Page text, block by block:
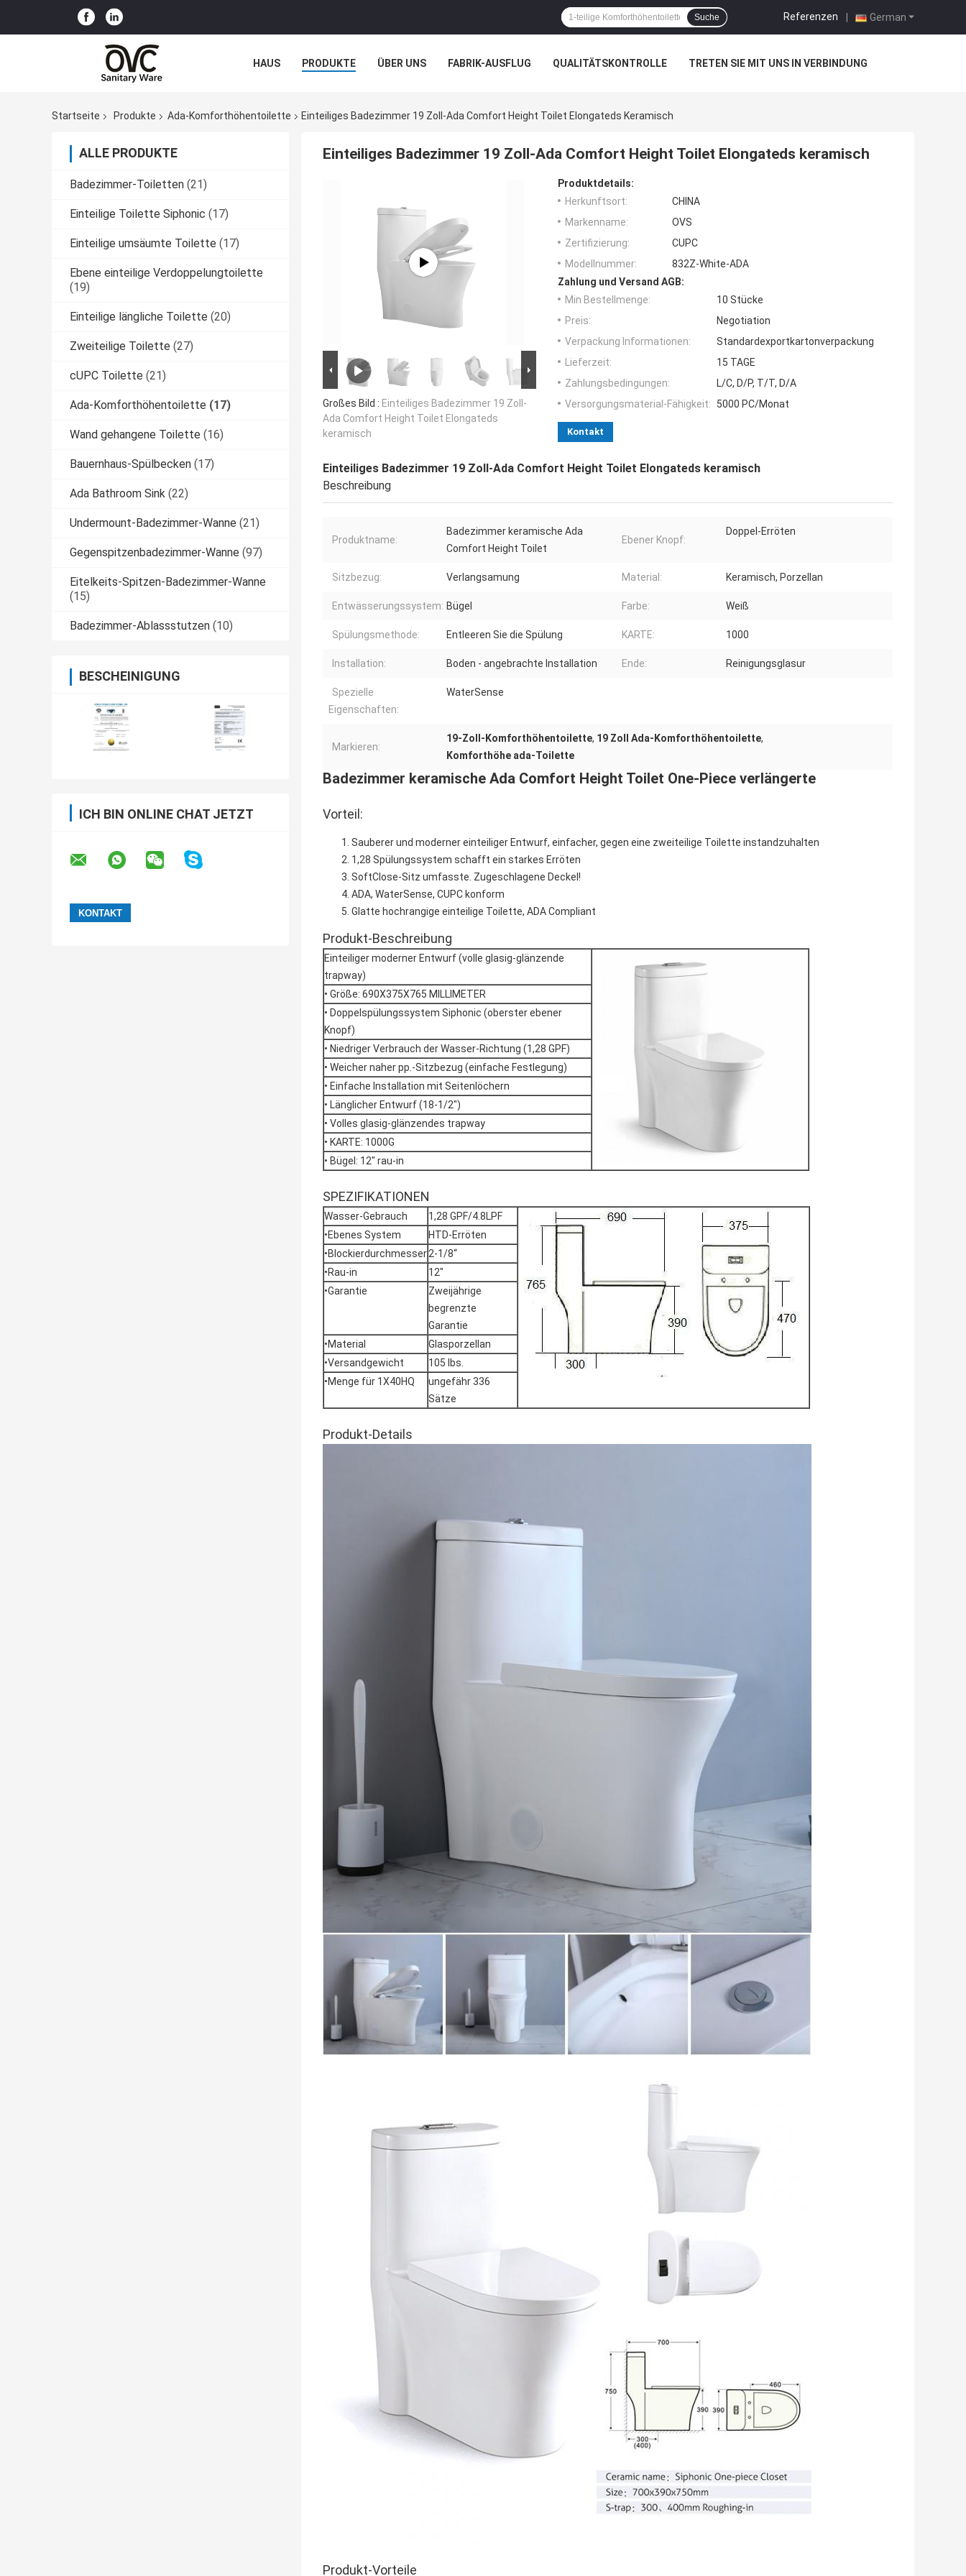
German
Referenzen |
Suche
HAUS PRODUKTE ÜBER UNS FABRIK-AUSFLUG QUALITÄTSKONTROLLE TRETEN SIE MIT UNS IN VERBINDUNG
Startseite
Produkte Ada-Komforthöhentoilette Einteiliges Badezimmer 19 Zoll-Ada Comfort Height Toilet Elongateds Keramisch
ALLE PRODUKTE
Badezimmer-Toiletten (21)
Einteilige Toilette Siphonic (17)
Einteilige umsäumte Toilette (17)
Ebene einteilige Verdoppelungtoilette
(19)
Einteilige längliche Toilette (20)
Zweiteilige Toilette (27)
cUPC Toilette (21)
Ada-Komforthöhentoilette (17)
Wand gehangene Toilette (16)
Bauernhaus-Spülbecken (17)
Ada Bathroom Sink (22)
Undermount-Badezimmer-Wanne (21)
Gegenspitzenbadezimmer-Wanne (97)
Eitelkeits-Spitzen-Badezimmer-Wanne
(15)
Badezimmer-Ablassstutzen (10)
BESCHEINIGUNG
ICH BIN ONLINE CHAT JETZT
Einteiliges Badezimmer 19 Zoll-Ada Comfort Height Toilet Elongateds keramisch
Großes Bild : Einteiliges Badezimmer 19 Zoll-
Ada Comfort Height Toilet Elongateds
keramisch
Produktdetails:
Herkunftsort:
CHINA
Markenname:
OVS
Zertifizierung:
CUPC
Modellnummer:
832Z-White-ADA
Zahlung und Versand AGB:
Min Bestellmenge:
10 Stücke
Preis:
Negotiation
Verpackung Informationen:
Standardexportkartonverpackung
Lieferzeit:
15 TAGE
Zahlungsbedingungen:
L/C, D/P, T/T, D/A
Versorgungsmaterial-Fähigkeit:
5000 PC/Monat
Kontakt
Einteiliges Badezimmer 19 Zoll-Ada Comfort Height Toilet Elongateds keramisch
Beschreibung
Produktname:
Badezimmer keramische Ada
Comfort Height Toilet
Ebener Knopf:
Doppel-Erröten
Sitzbezug: Verlangsamung Material: Keramisch, Porzellan
Entwässerungssystem: Bügel Farbe: Weiß
Spülungsmethode: Entleeren Sie die Spülung KARTE: 1000
Installation: Boden - angebrachte Installation Ende: Reinigungsglasur
Spezielle
Eigenschaften:
WaterSense
Markieren:
19-Zoll-Komforthöhentoilette, 19 Zoll Ada-Komforthöhentoilette,
Komforthöhe ada-Toilette
Badezimmer keramische Ada Comfort Height Toilet One-Piece verlängerte
Vorteil:
Sauberer und moderner einteiliger Entwurf, einfacher, gegen eine zweiteilige Toilette instandzuhalten
1,28 Spülungssystem schafft ein starkes Erröten
SoftClose-Sitz umfasste. Zugeschlagene Deckel!
ADA, WaterSense, CUPC konform
Glatte hochrangige einteilige Toilette, ADA Compliant
Produkt-Beschreibung
Einteiliger moderner Entwurf (volle glasig-glänzende
trapway)
• Größe: 690X375X765 MILLIMETER
• Doppelspülungssystem Siphonic (oberster ebener
Knopf)
• Niedriger Verbrauch der Wasser-Richtung (1,28 GPF)
• Weicher naher pp.-Sitzbezug (einfache Festlegung)
• Einfache Installation mit Seitenlöchern
• Länglicher Entwurf (18-1/2")
• Volles glasig-glänzendes trapway
• KARTE: 1000G
• Bügel: 12" rau-in
SPEZIFIKATIONEN
Wasser-Gebrauch
1,28 GPF/4.8LPF
•Ebenes System
HTD-Erröten
•Blockierdurchmesser2-1/8“
•Rau-in
12"
•Garantie
Zweijährige
begrenzte
Garantie
•Material
Glasporzellan
•Versandgewicht
105 lbs.
•Menge für 1X40HQ
ungefähr 336
Sätze
Produkt-Details
Produkt-Vorteile